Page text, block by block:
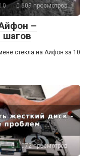
0
609 просмотров
–
шагов
стекла на Айфон за 10
1 072 просмотров